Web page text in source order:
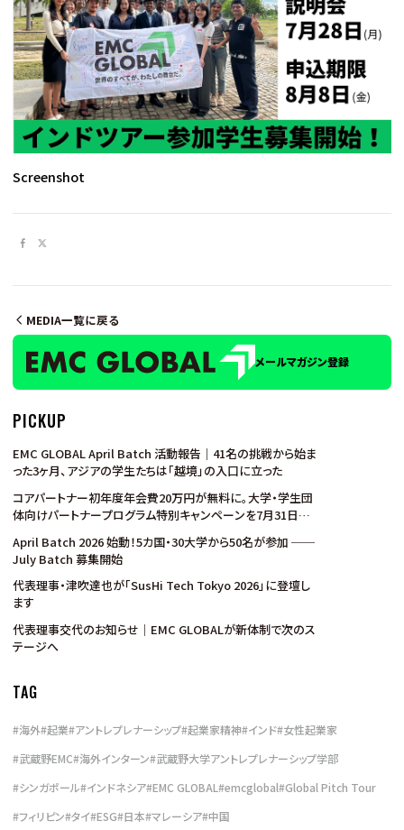
Screenshot
MEDIA一覧に戻る
メールマガジン登録
PICKUP
EMC GLOBAL April Batch 活動報告｜41名の挑戦から始ま
った3ヶ月、アジアの学生たちは「越境」の入口に立った
コアパートナー初年度年会費20万円が無料に。大学・学生団
体向けパートナープログラム特別キャンペーンを7月31日ま
April Batch 2026 始動！5カ国・30大学から50名が参加 ──
July Batch 募集開始
代表理事・津吹達也が「SusHi Tech Tokyo 2026」に登壇し
ます
代表理事交代のお知らせ｜EMC GLOBALが新体制で次のス
テージへ
TAG
#海外#起業#アントレプレナーシップ#起業家精神#インド#女性起業家
#武蔵野EMC#海外インターン#武蔵野大学アントレプレナーシップ学部
#シンガポール#インドネシア#EMC GLOBAL#emcglobal#Global Pitch Tour
#フィリピン#タイ#ESG#日本#マレーシア#中国